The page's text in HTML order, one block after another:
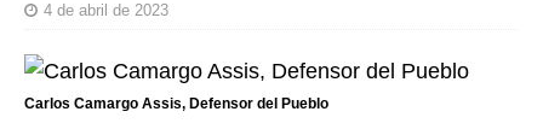
4 de abril de 2023
Carlos Camargo Assis, Defensor del Pueblo